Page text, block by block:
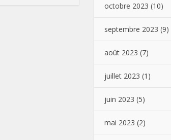
octobre 2023 (10)
septembre 2023 (9)
août 2023 (7)
juillet 2023 (1)
juin 2023 (5)
mai 2023 (2)